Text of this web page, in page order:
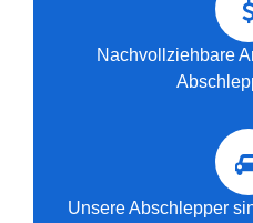
Nachvollziehbare
Unsere Abschlepper